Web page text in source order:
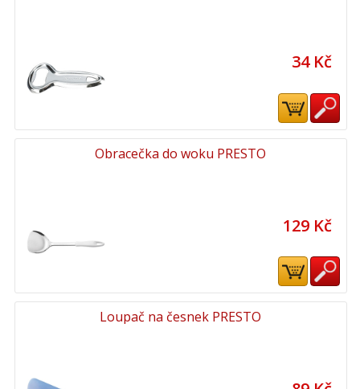
34 Kč
Obracečka do woku PRESTO
129 Kč
Loupač na česnek PRESTO